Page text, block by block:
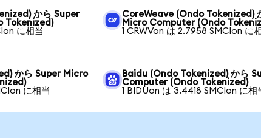
から Super
Tokenized)
に相当
CoreWeave (Ondo Tokenized)
Micro Computer (Ondo
1 CRWVon は 2.7958 SMCIon に
から Super Micro
に相当
Baidu (Ondo Tokenized) から
Computer (Ondo Tokenized)
1 BIDUon は 3.4418 SMCIon に相